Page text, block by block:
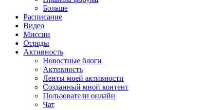
Больше
Расписание
Видео
Миссии
Отряды
Активность
Новостные блоги
Активность
Ленты моей активности
Созданный мной контент
Пользователи онлайн
Чат